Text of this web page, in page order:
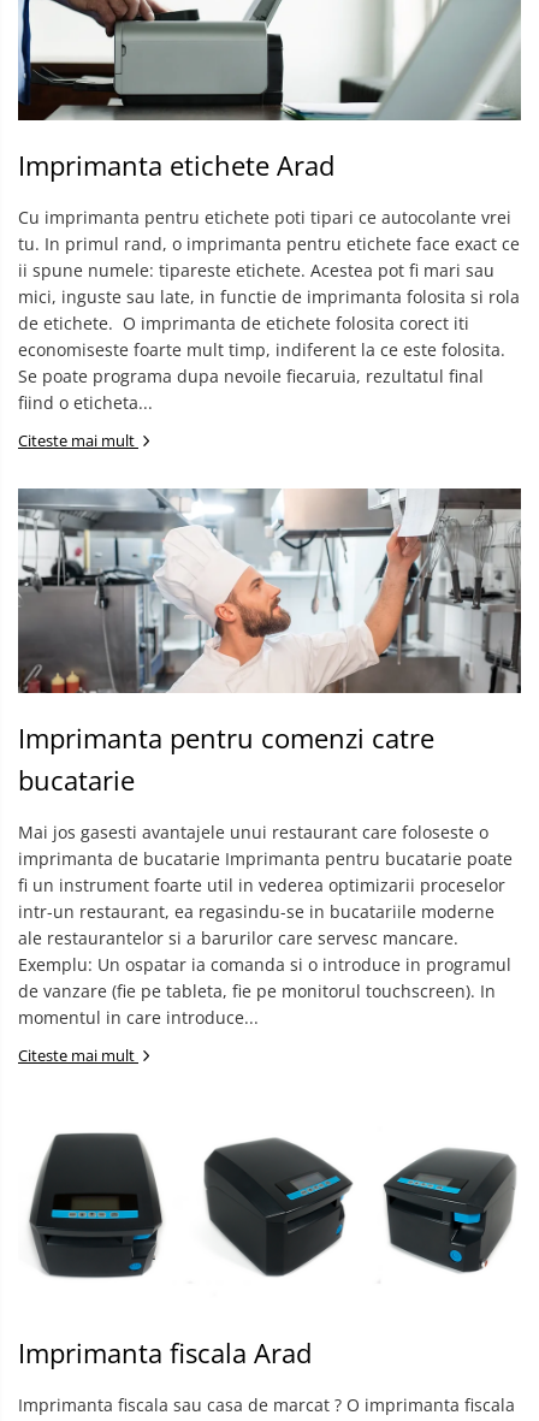
Imprimanta etichete Arad
Cu imprimanta pentru etichete poti tipari ce autocolante vrei
tu. In primul rand, o imprimanta pentru etichete face exact ce
ii spune numele: tipareste etichete. Acestea pot fi mari sau
mici, inguste sau late, in functie de imprimanta folosita si rola
de etichete. ​ O imprimanta de etichete folosita corect iti
economiseste foarte mult timp, indiferent la ce este folosita.
Se poate programa dupa nevoile fiecaruia, rezultatul final
fiind o eticheta...
Citeste mai mult
Imprimanta pentru comenzi catre
bucatarie
Mai jos gasesti avantajele unui restaurant care foloseste o
imprimanta de bucatarie Imprimanta pentru bucatarie poate
fi un instrument foarte util in vederea optimizarii proceselor
intr-un restaurant, ea regasindu-se in bucatariile moderne
ale restaurantelor si a barurilor care servesc mancare. ​
Exemplu: Un ospatar ia comanda si o introduce in programul
de vanzare (fie pe tableta, fie pe monitorul touchscreen). In
momentul in care introduce...
Citeste mai mult
Imprimanta fiscala Arad
Imprimanta fiscala sau casa de marcat ? O imprimanta fiscala